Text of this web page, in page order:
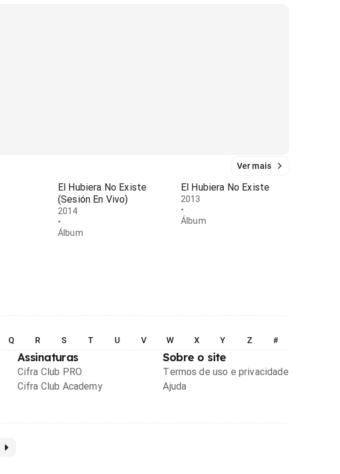
Ver mais
El Hubiera No Existe
(Sesión En Vivo)
2014
•
Álbum
El Hubiera No Existe
2013
•
Álbum
Q R S T U V W X Y Z #
Assinaturas
Cifra Club PRO
Cifra Club Academy
Sobre o site
Termos de uso e privacidade
Ajuda